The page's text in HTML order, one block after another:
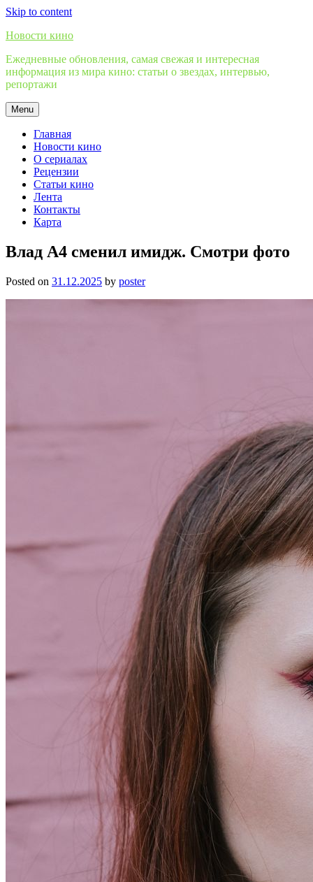
Skip to content
Новости кино
Ежедневные обновления, самая свежая и интересная
информация из мира кино: статьи о звездах, интервью,
репортажи
Menu
Главная
Новости кино
О сериалах
Рецензии
Статьи кино
Лента
Контакты
Карта
Влад А4 сменил имидж. Смотри фото
Posted on 31.12.2025 by poster